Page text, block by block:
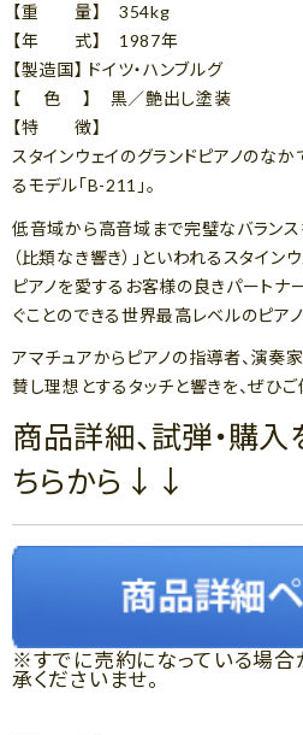
【重 量】 354kg
【年 式】 1987年
【製造国】 ドイツ・ハンブルグ
【 色 】 黒／艶出し塗装
【特 徴】
スタインウェイのグランドピアノのなか
るモデル「B-211」。
低音域から高音域まで完璧なバランス
（比類なき響き）」といわれるスタイン
ピアノを愛するお客様の良きパートナ
ぐことのできる世界最高レベルのピアノ
アマチュアからピアノの指導者、演奏
賛し理想とするタッチと響きを、ぜひご
商品詳細、試弾・購
ちらから↓↓
※すでに売約になっている場合
承くださいませ。